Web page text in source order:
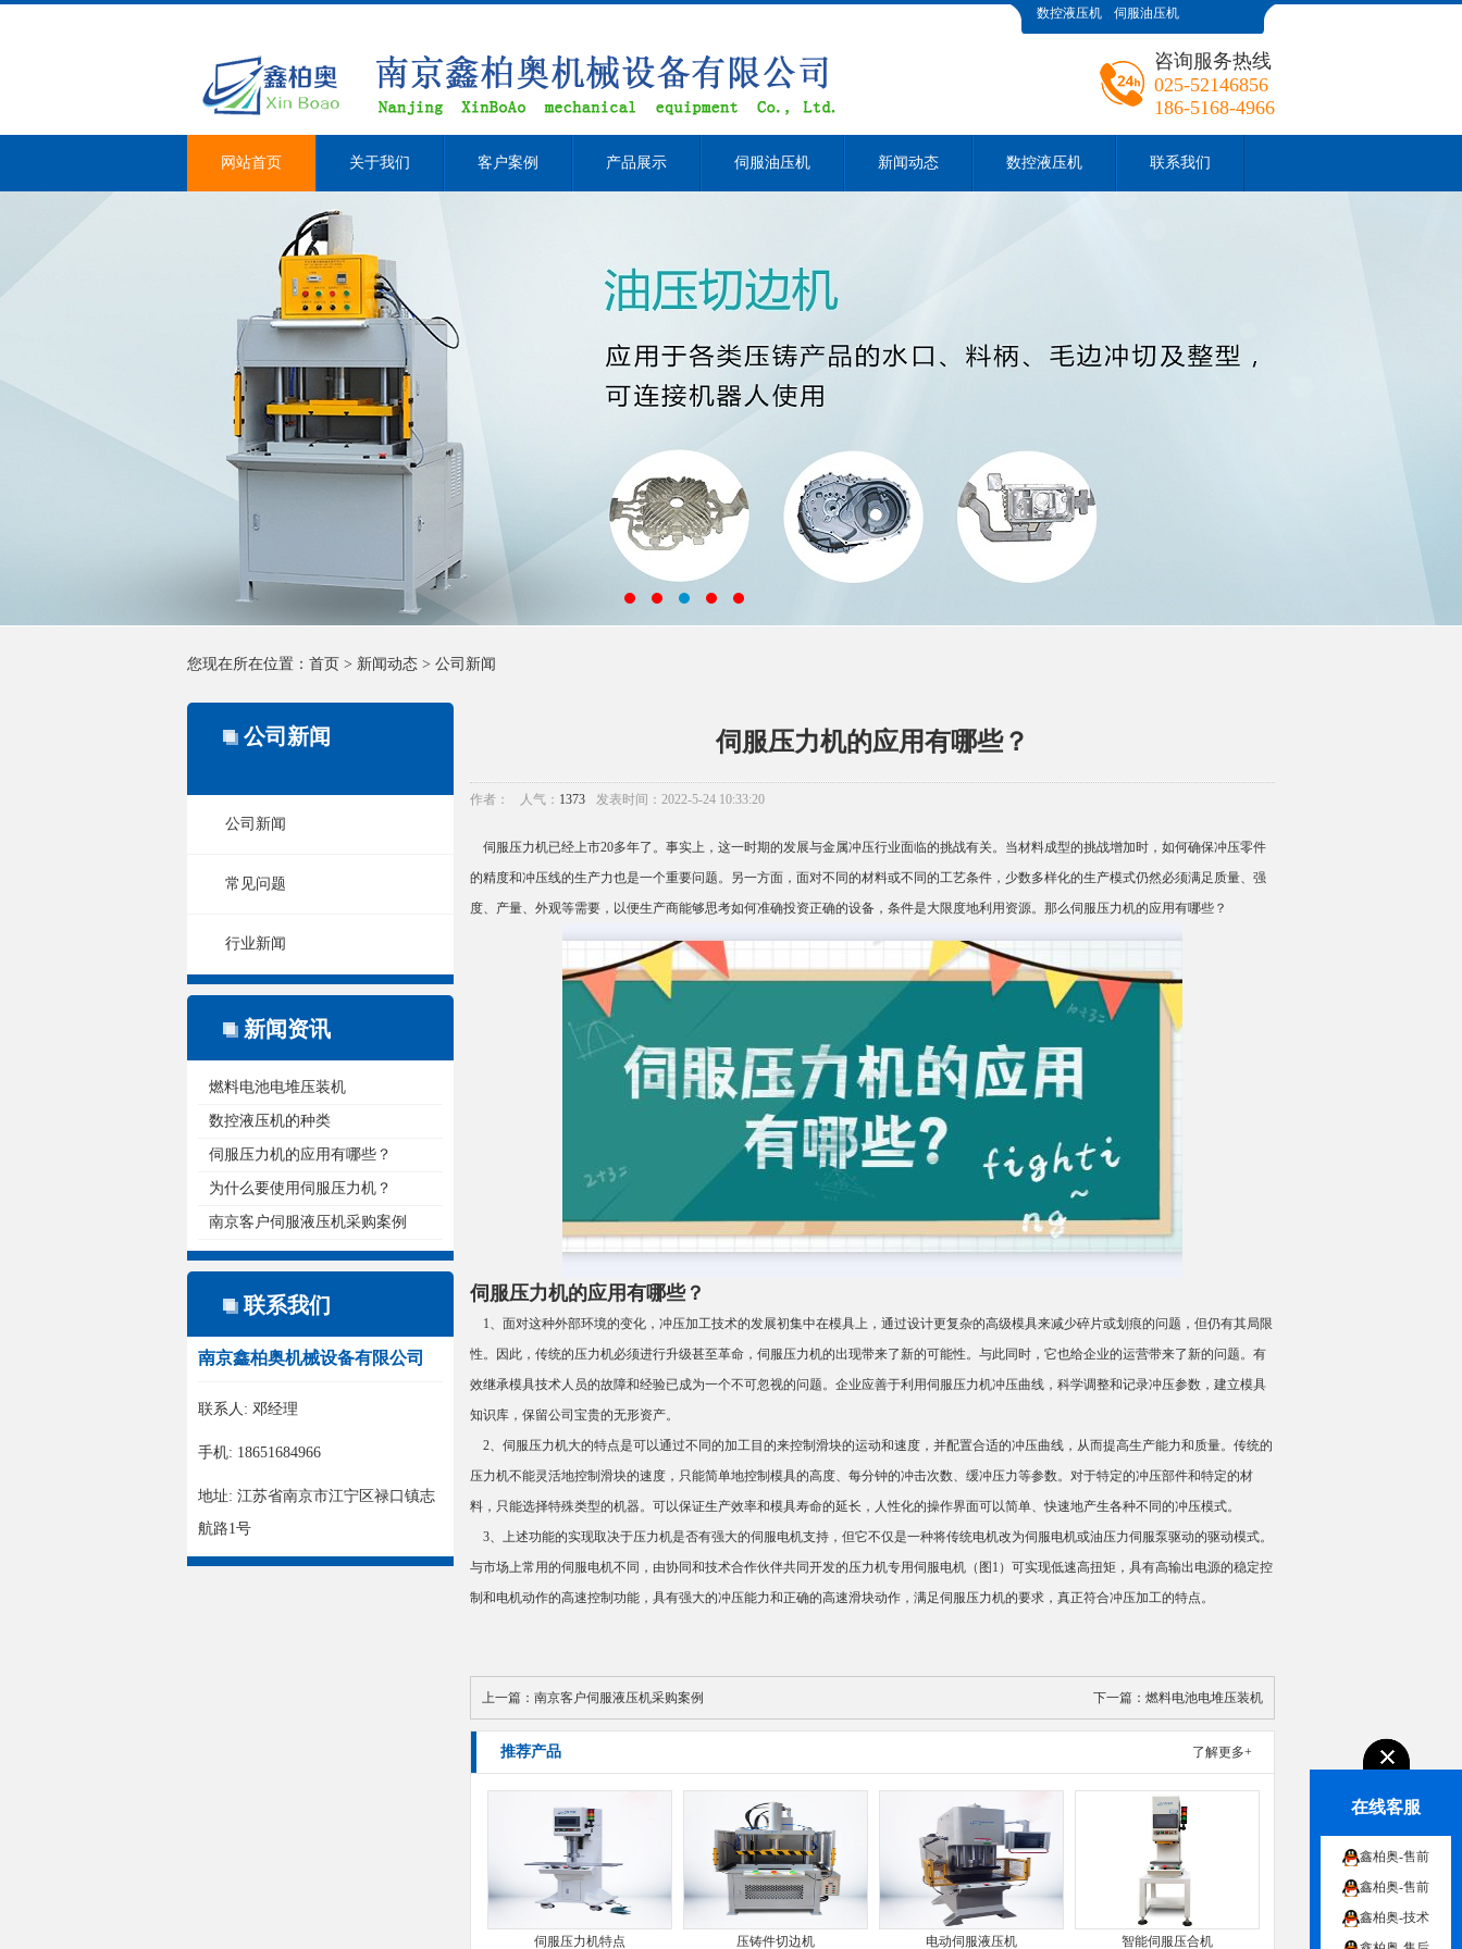
数控液压机 伺服油压机
咨询服务热线
025-52146856
186-5168-4966
网站首页 关于我们 客户案例 产品展示 伺服油压机 新闻动态 数控液压机 联系我们
您现在所在位置： 首页 > 新闻动态 > 公司新闻
公司新闻
公司新闻
常见问题
行业新闻
新闻资讯
燃料电池电堆压装机
数控液压机的种类
伺服压力机的应用有哪些？
为什么要使用伺服压力机？
南京客户伺服液压机采购案例
联系我们
南京鑫柏奥机械设备有限公司
联系人: 邓经理
手机: 18651684966
地址: 江苏省南京市江宁区禄口镇志
航路1号
伺服压力机的应用有哪些？
作者： 人气： 1373 发表时间：2022-5-24 10:33:20
伺服压力机已经上市20多年了。事实上，这一时期的发展与金属冲压行业面临的挑战有关。当材料成型的挑战增加时，如何确保冲压零件
的精度和冲压线的生产力也是一个重要问题。另一方面，面对不同的材料或不同的工艺条件，少数多样化的生产模式仍然必须满足质量、强
度、产量、外观等需要，以便生产商能够思考如何准确投资正确的设备，条件是大限度地利用资源。那么伺服压力机的应用有哪些？
伺服压力机的应用有哪些？
1、面对这种外部环境的变化，冲压加工技术的发展初集中在模具上，通过设计更复杂的高级模具来减少碎片或划痕的问题，但仍有其局限
性。因此，传统的压力机必须进行升级甚至革命，伺服压力机的出现带来了新的可能性。与此同时，它也给企业的运营带来了新的问题。有
效继承模具技术人员的故障和经验已成为一个不可忽视的问题。企业应善于利用伺服压力机冲压曲线，科学调整和记录冲压参数，建立模具
知识库，保留公司宝贵的无形资产。
2、伺服压力机大的特点是可以通过不同的加工目的来控制滑块的运动和速度，并配置合适的冲压曲线，从而提高生产能力和质量。传统的
压力机不能灵活地控制滑块的速度，只能简单地控制模具的高度、每分钟的冲击次数、缓冲压力等参数。对于特定的冲压部件和特定的材
料，只能选择特殊类型的机器。可以保证生产效率和模具寿命的延长，人性化的操作界面可以简单、快速地产生各种不同的冲压模式。
3、上述功能的实现取决于压力机是否有强大的伺服电机支持，但它不仅是一种将传统电机改为伺服电机或油压力伺服泵驱动的驱动模式。
与市场上常用的伺服电机不同，由协同和技术合作伙伴共同开发的压力机专用伺服电机（图1）可实现低速高扭矩，具有高输出电源的稳定控
制和电机动作的高速控制功能，具有强大的冲压能力和正确的高速滑块动作，满足伺服压力机的要求，真正符合冲压加工的特点。
上一篇： 南京客户伺服液压机采购案例 下一篇： 燃料电池电堆压装机
推荐产品 了解更多+
伺服压力机特点 压铸件切边机 电动伺服液压机 智能伺服压合机
在线客服
鑫柏奥-售前
鑫柏奥-售前
鑫柏奥-技术